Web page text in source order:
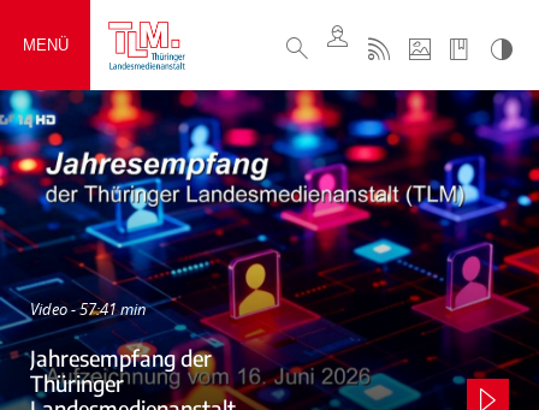
MENÜ
Video - 57:41 min
Jahresempfang der
Thüringer